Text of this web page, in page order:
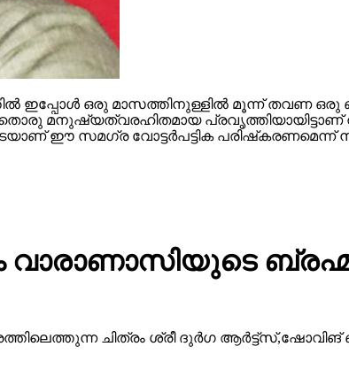
ഇപ്പോള്‍ ഒരു മാസത്തിനുള്ളില്‍ മൂന്ന് തവണ
മനുഷ്യത്വരഹിതമായ പ്രവൃത്തിയായിട്ടാണ്
ഈ സമഗ്ര വോട്ടര്‍പട്ടിക പരിഷ്‌കരണമെന്ന് നാം
ചിത്രം ശ്രീ ദുർഗ